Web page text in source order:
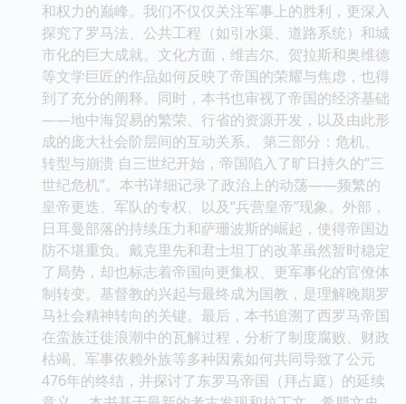
和权力的巅峰。我们不仅仅关注军事上的胜利，更深入
探究了罗马法、公共工程（如引水渠、道路系统）和城
市化的巨大成就。文化方面，维吉尔、贺拉斯和奥维德
等文学巨匠的作品如何反映了帝国的荣耀与焦虑，也得
到了充分的阐释。同时，本书也审视了帝国的经济基础
——地中海贸易的繁荣、行省的资源开发，以及由此形
成的庞大社会阶层间的互动关系。 第三部分：危机、
转型与崩溃 自三世纪开始，帝国陷入了旷日持久的“三
世纪危机”。本书详细记录了政治上的动荡——频繁的
皇帝更迭、军队的专权、以及“兵营皇帝”现象。外部，
日耳曼部落的持续压力和萨珊波斯的崛起，使得帝国边
防不堪重负。戴克里先和君士坦丁的改革虽然暂时稳定
了局势，却也标志着帝国向更集权、更军事化的官僚体
制转变。基督教的兴起与最终成为国教，是理解晚期罗
马社会精神转向的关键。最后，本书追溯了西罗马帝国
在蛮族迁徙浪潮中的瓦解过程，分析了制度腐败、财政
枯竭、军事依赖外族等多种因素如何共同导致了公元
476年的终结，并探讨了东罗马帝国（拜占庭）的延续